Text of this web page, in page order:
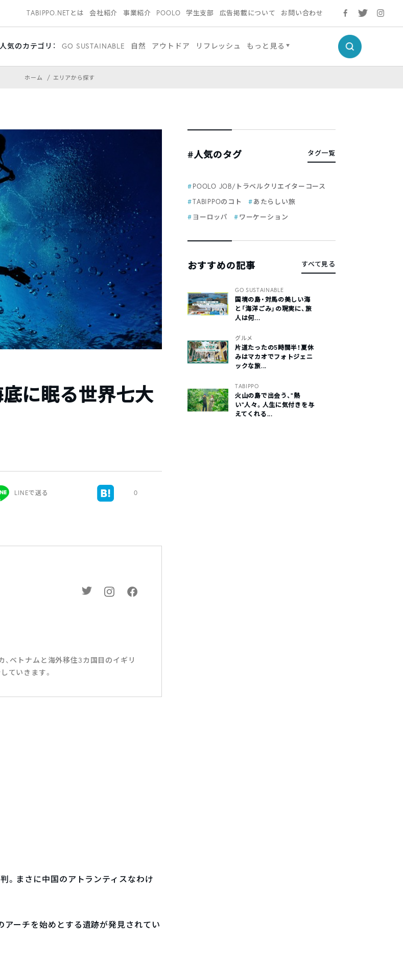
TABIPPO.NETとは 会社紹介 事業紹介 POOLO 学生支部 広告掲載について お問い合わせ
人気のカテゴリ： GO SUSTAINABLE 自然 アウトドア リフレッシュ もっと見る
ホーム エリアから探す
に眠る世界七大
LINEで送る 0
、ベトナムと海外移住3カ国目のイギリ
ていきます。
。まさに中国のアトランティスなわけ
ーチを始めとする遺跡が発見されてい
#人気のタグ タグ一覧
POOLO JOB/トラベルクリエイターコース
TABIPPOのコト
あたらしい旅
ヨーロッパ
ワーケーション
おすすめの記事 すべて見る
GO SUSTAINABLE
国境の島・対馬の美しい海
と「海洋ごみ」の現実に、旅
人は何...
グルメ
片道たったの5時間半！夏休
みはマカオでフォトジェニ
ックな旅...
TABIPPO
火山の島で出会う、“熱
い“人々。人生に気付きを与
えてくれる...